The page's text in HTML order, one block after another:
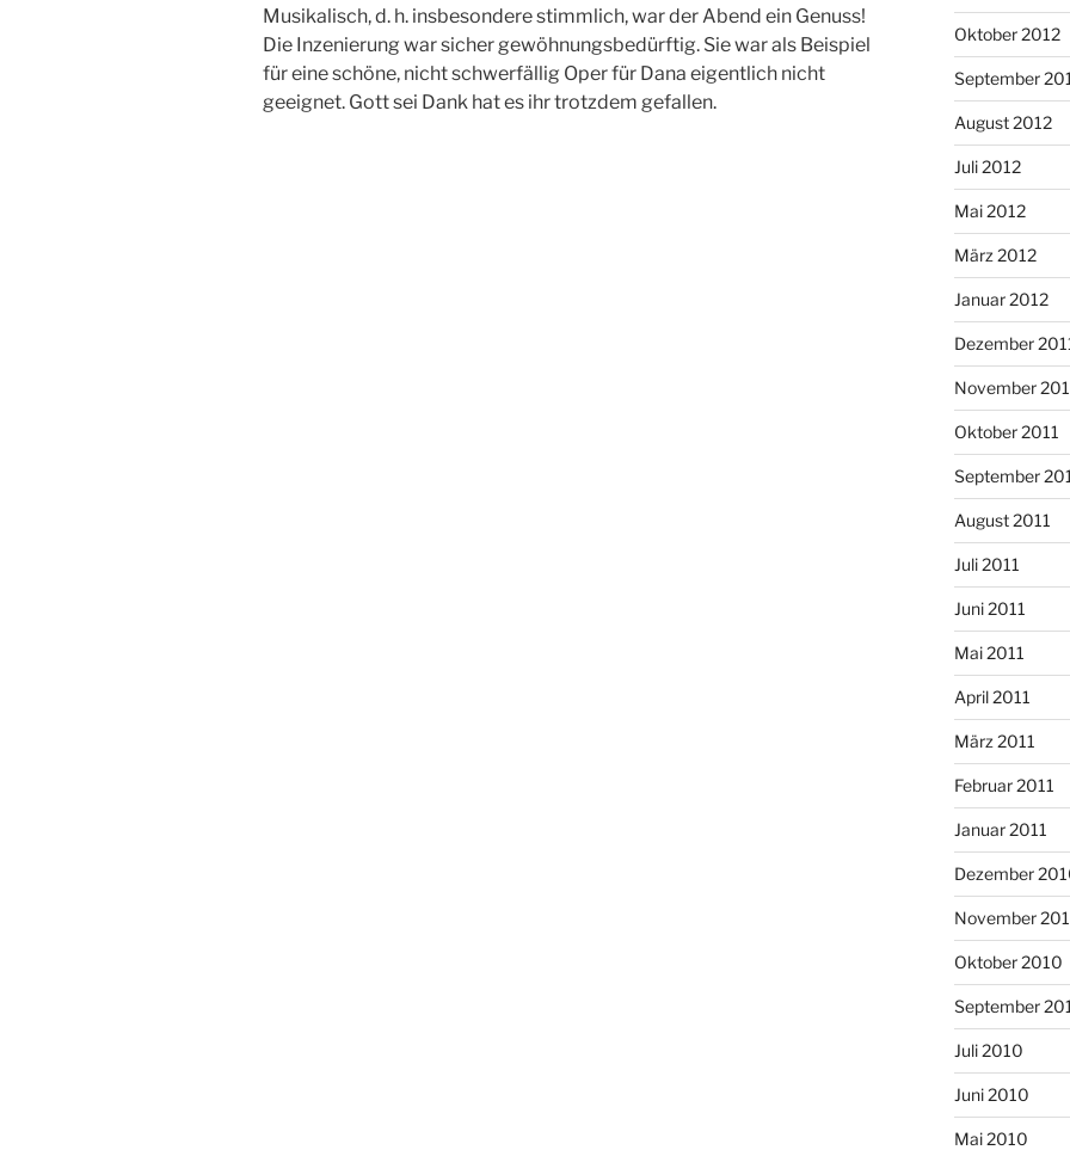
Musikalisch, d. h. insbesondere stimmlich, war der Abend ein Genuss!
Die Inzenierung war sicher gewöhnungsbedürftig. Sie war als Beispiel
für eine schöne, nicht schwerfällig Oper für Dana eigentlich nicht
geeignet. Gott sei Dank hat es ihr trotzdem gefallen.
Oktober 2012
September
August 2012
Juli 2012
Mai 2012
März 2012
Januar 2012
Dezember
November
Oktober 2011
September
August 2011
Juli 2011
Juni 2011
Mai 2011
April 2011
März 2011
Februar 2011
Januar 2011
Dezember
November
Oktober 2010
September
Juli 2010
Juni 2010
Mai 2010